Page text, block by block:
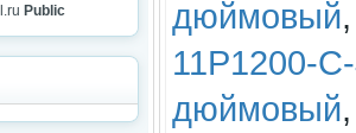
Public
дюймовый
11P1200-
дюймовый